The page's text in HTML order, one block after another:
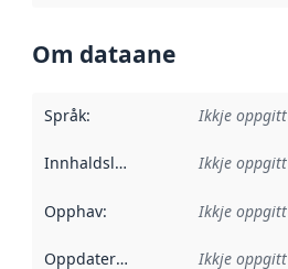
Om dataane
Språk: Ikkje oppgitt
Innhaldsleverandørar :
Ikkje oppgitt
Opphav: Ikkje oppgitt
Oppdateringsfrekvens :
Ikkje oppgitt